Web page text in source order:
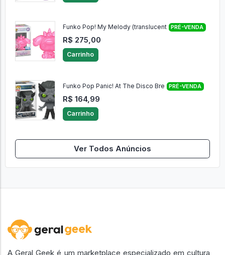
Funko Pop! My Melody (translucent PRÉ-VENDA
R$ 275,00
Carrinho
Funko Pop Panic! At The Disco Bre PRÉ-VENDA
R$ 164,99
Carrinho
Ver Todos Anúncios
A Geral Geek é um marketplace especializado em cultura